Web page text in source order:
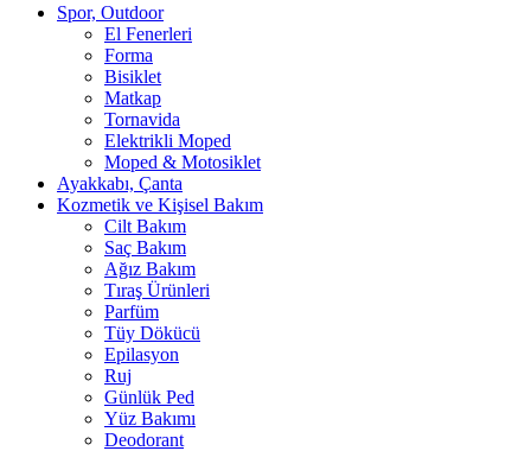
Spor, Outdoor
El Fenerleri
Forma
Bisiklet
Matkap
Tornavida
Elektrikli Moped
Moped & Motosiklet
Ayakkabı, Çanta
Kozmetik ve Kişisel Bakım
Cilt Bakım
Saç Bakım
Ağız Bakım
Tıraş Ürünleri
Parfüm
Tüy Dökücü
Epilasyon
Ruj
Günlük Ped
Yüz Bakımı
Deodorant